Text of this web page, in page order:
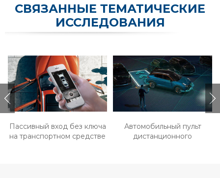
СВЯЗАННЫЕ ТЕМАТИЧЕСКИЕ
ИССЛЕДОВАНИЯ
Пассивный вход без ключа
на транспортном средстве
Автомобильный пульт
дистанционного